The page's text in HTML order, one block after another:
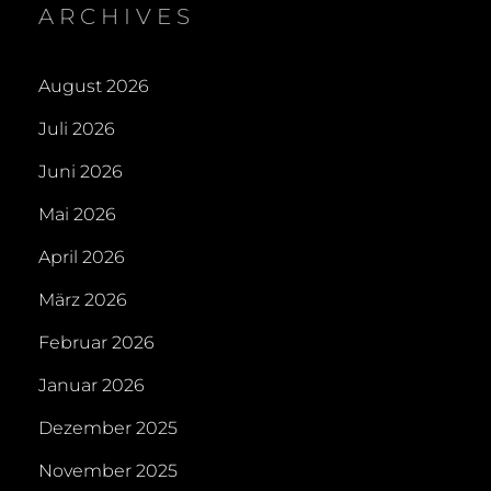
ARCHIVES
August 2026
Juli 2026
Juni 2026
Mai 2026
April 2026
März 2026
Februar 2026
Januar 2026
Dezember 2025
November 2025